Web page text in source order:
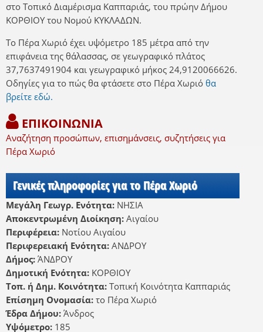
στο Τοπικό Διαμέρισμα Καππαριάς, του πρώην Δήμου
ΚΟΡΘΙΟΥ του Νομού ΚΥΚΛΑΔΩΝ.
Το Πέρα Χωριό έχει υψόμετρο 185 μέτρα από την
επιφάνεια της θάλασσας, σε γεωγραφικό πλάτος
37,7637491904 και γεωγραφικό μήκος 24,9120066626.
Οδηγίες για το πώς θα φτάσετε στο Πέρα Χωριό θα
βρείτε εδώ.
ΕΠΙΚΟΙΝΩΝΙΑ
Αναζήτηση προσώπων, επισημάνσεις, συζητήσεις για
Πέρα Χωριό
Γενικές πληροφορίες για το Πέρα Χωριό
Μεγάλη Γεωγρ. Ενότητα: ΝΗΣΙΑ
Αποκεντρωμένη Διοίκηση: Αιγαίου
Περιφέρεια: Νοτίου Αιγαίου
Περιφερειακή Ενότητα: ΑΝΔΡΟΥ
Δήμος: ΆΝΔΡΟΥ
Δημοτική Ενότητα: ΚΟΡΘΙΟΥ
Τοπ. ή Δημ. Κοινότητα: Τοπική Κοινότητα Καππαριάς
Επίσημη Ονομασία: το Πέρα Χωριό
Έδρα Δήμου: Άνδρος
Υψόμετρο: 185